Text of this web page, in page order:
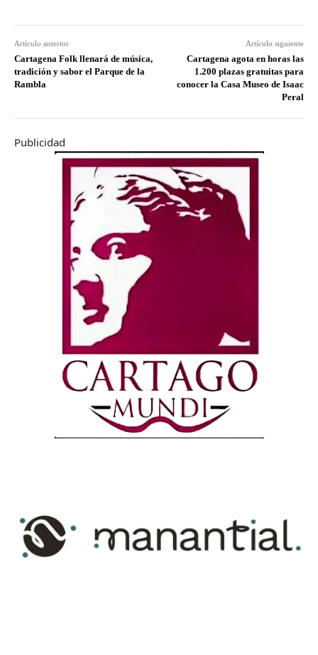
Artículo anterior
Cartagena Folk llenará de música,
tradición y sabor el Parque de la
Rambla
Artículo siguiente
Cartagena agota en horas las
1.200 plazas gratuitas para
conocer la Casa Museo de Isaac
Peral
Publicidad